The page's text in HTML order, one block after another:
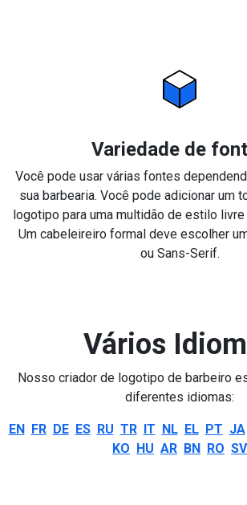
Variedade de
Você pode usar várias fontes
sua barbearia. Você pode adicionar um
logotipo para uma multidão de estilo
Um cabeleireiro formal deve escolher
ou Sans-Serif.
Vários
Nosso criador de logotipo de barbeiro
diferentes idiomas:
EN FR DE ES RU TR IT NL EL PT JA
KO HU AR BN RO SV